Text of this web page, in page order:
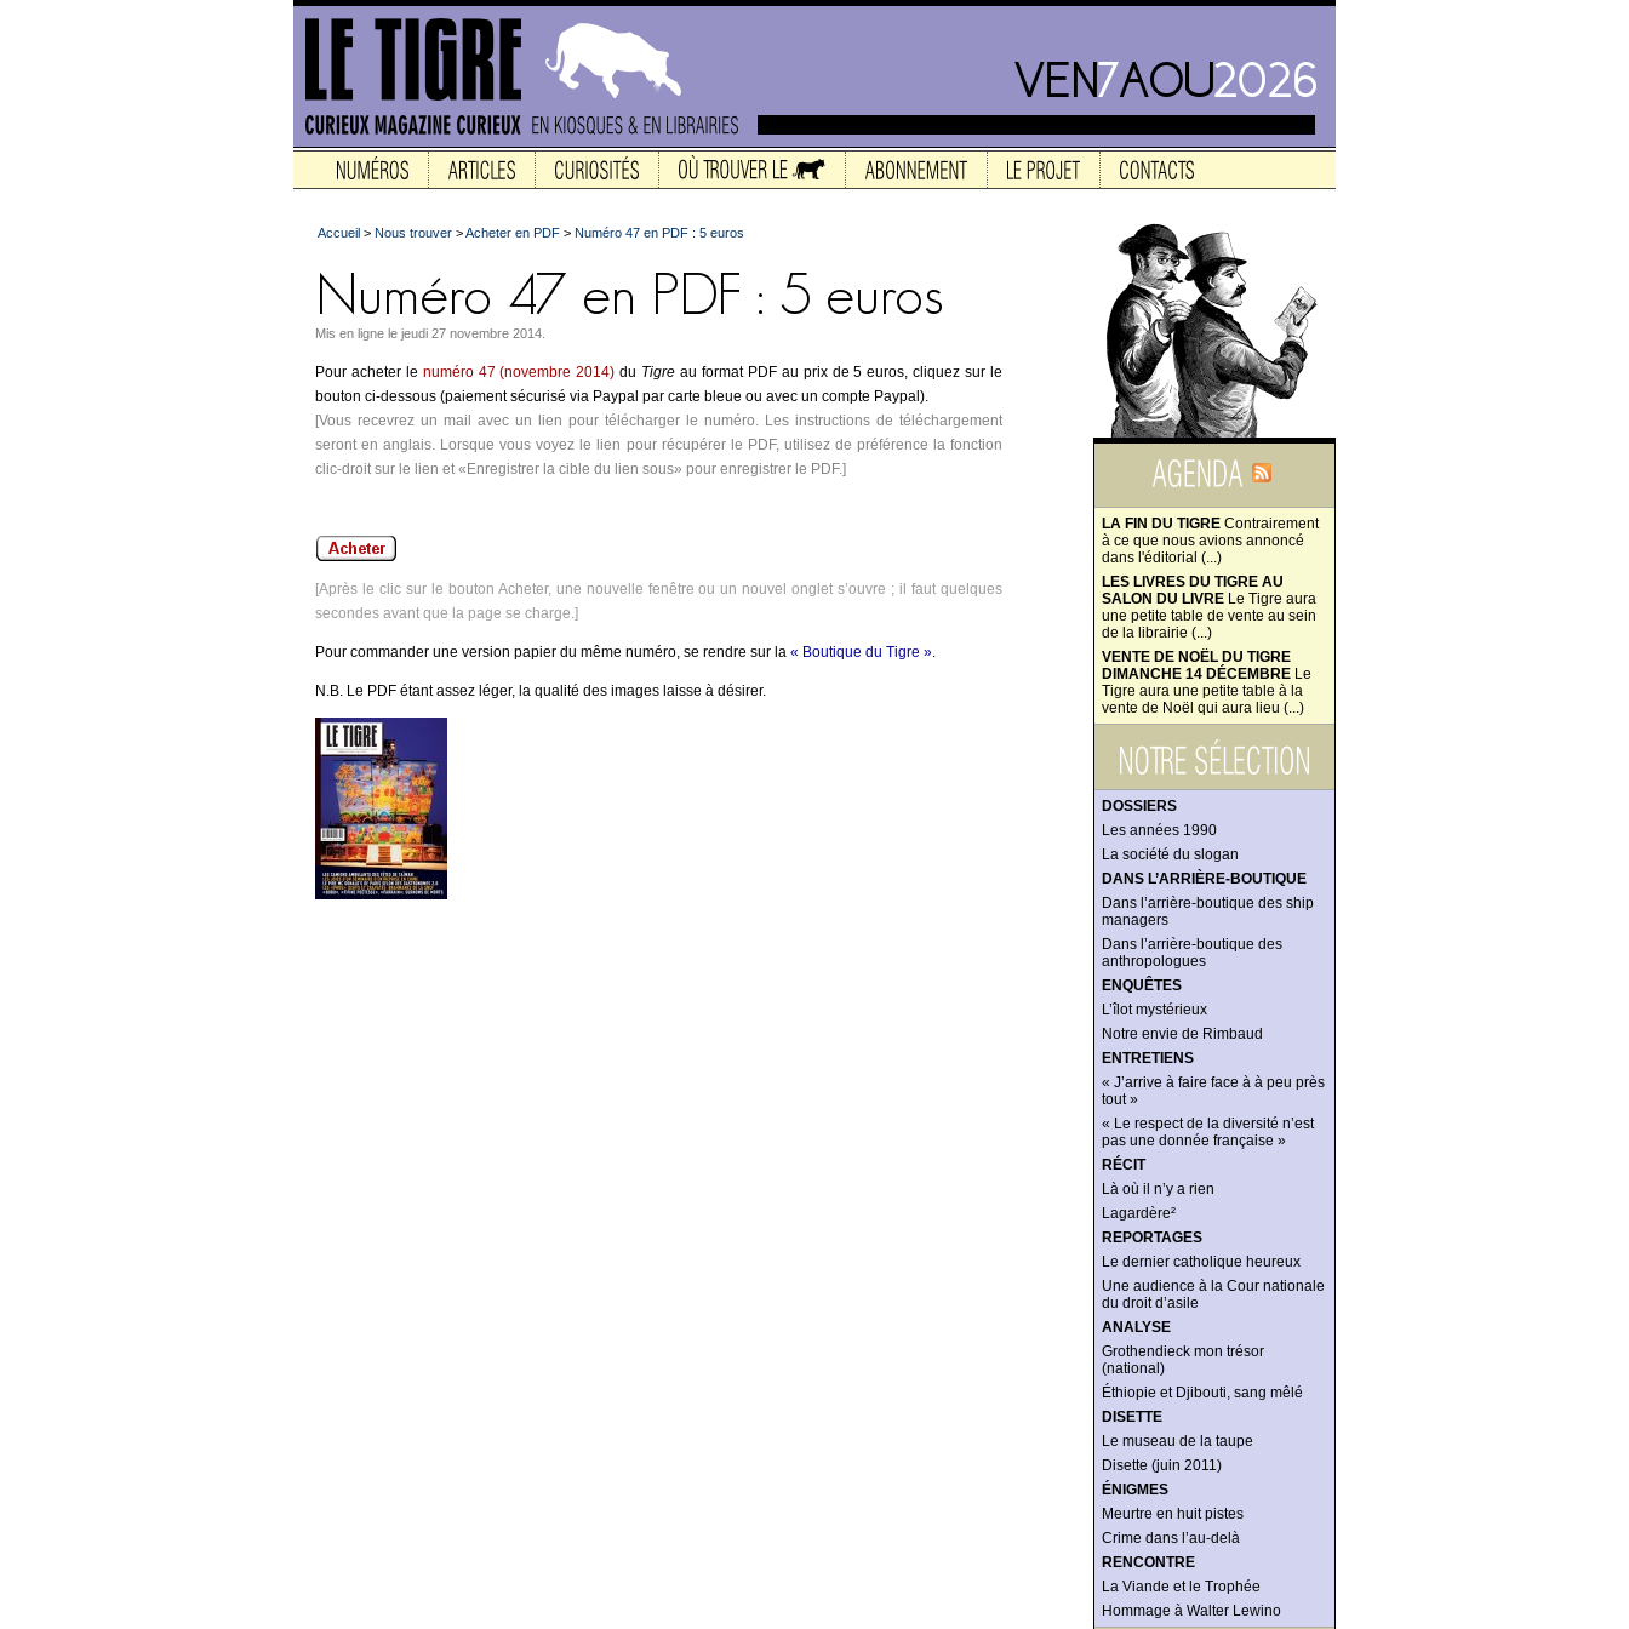
LA FIN DU TIGRE Contrairement
à ce que nous avions annoncé
dans l'éditorial (...)
LES LIVRES DU TIGRE AU
SALON DU LIVRE Le Tigre aura
une petite table de vente au sein
de la librairie (...)
VENTE DE NOËL DU TIGRE
DIMANCHE 14 DÉCEMBRE Le
Tigre aura une petite table à la
vente de Noël qui aura lieu (...)
DOSSIERS
Les années 1990
La société du slogan
DANS L’ARRIÈRE-BOUTIQUE
Dans l’arrière-boutique des ship
managers
Dans l’arrière-boutique des
anthropologues
ENQUÊTES
L’îlot mystérieux
Notre envie de Rimbaud
ENTRETIENS
« J’arrive à faire face à à peu près
tout »
« Le respect de la diversité n’est
pas une donnée française »
RÉCIT
Là où il n’y a rien
Lagardère²
REPORTAGES
Le dernier catholique heureux
Une audience à la Cour nationale
du droit d’asile
ANALYSE
Grothendieck mon trésor
(national)
Éthiopie et Djibouti, sang mêlé
DISETTE
Le museau de la taupe
Disette (juin 2011)
ÉNIGMES
Meurtre en huit pistes
Crime dans l’au-delà
RENCONTRE
La Viande et le Trophée
Hommage à Walter Lewino
Accueil > Nous trouver >Acheter en PDF > Numéro 47 en PDF : 5 euros
Mis en ligne le jeudi 27 novembre 2014.
Pour acheter le numéro 47 (novembre 2014) du Tigre au format PDF au prix de 5 euros, cliquez sur le
bouton ci-dessous (paiement sécurisé via Paypal par carte bleue ou avec un compte Paypal).
[Vous recevrez un mail avec un lien pour télécharger le numéro. Les instructions de téléchargement
seront en anglais. Lorsque vous voyez le lien pour récupérer le PDF, utilisez de préférence la fonction
clic-droit sur le lien et «Enregistrer la cible du lien sous» pour enregistrer le PDF.]
[Après le clic sur le bouton Acheter, une nouvelle fenêtre ou un nouvel onglet s’ouvre ; il faut quelques
secondes avant que la page se charge.]
Pour commander une version papier du même numéro, se rendre sur la « Boutique du Tigre ».
N.B. Le PDF étant assez léger, la qualité des images laisse à désirer.